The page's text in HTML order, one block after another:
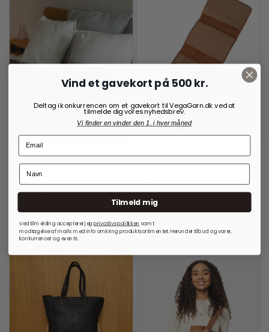
RE:DESIGNED
Project 2 Crossover Walnut
999,00kr.
På lager
OPBEVARINGSLØSNINGER
699,00
På lager
Vind et gavekort på 500 kr.
Deltag i konkurrencen om et gavekort til VegaGarn.dk ved at
tilmelde dig vores nyhedsbrev.
Vi finder en vinder den 1. i hver måned
Tilmeld mig
Ved tilmelding accepterer jegprivatlivspolitkken samt
modtagelse af mails med info omkring produktsortimentet. Herunder tilbud og varer,
konkurrencer og events.